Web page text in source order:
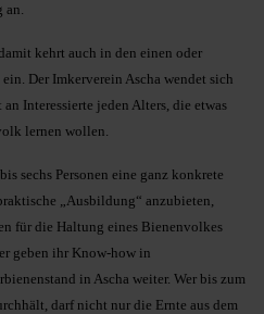
an.
kehrt auch in den einen oder
Der Imkerverein Ascha wendet sich
Interessierte jeden Alters, die etwas
lernen wollen.
sechs Personen eine ganz konkrete
„Ausbildung“ anzubieten,
für die Haltung eines Bienenvolkes
geben ihr Know-how in
in Ascha weiter. Wer bis zum
darf nicht nur die Ernte aus dem